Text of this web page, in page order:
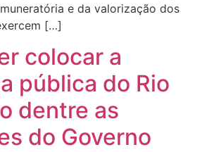
e da valorização dos
[…]
colocar a
pública do Rio
dentre as
do Governo